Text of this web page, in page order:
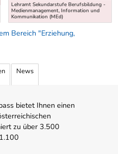
Lehramt Sekundarstufe Berufsbildung -
Medienmanagement, Information und
Kommunikation (MEd)
Bereich "Erziehung,
News
bietet Ihnen einen
zu über 3.500